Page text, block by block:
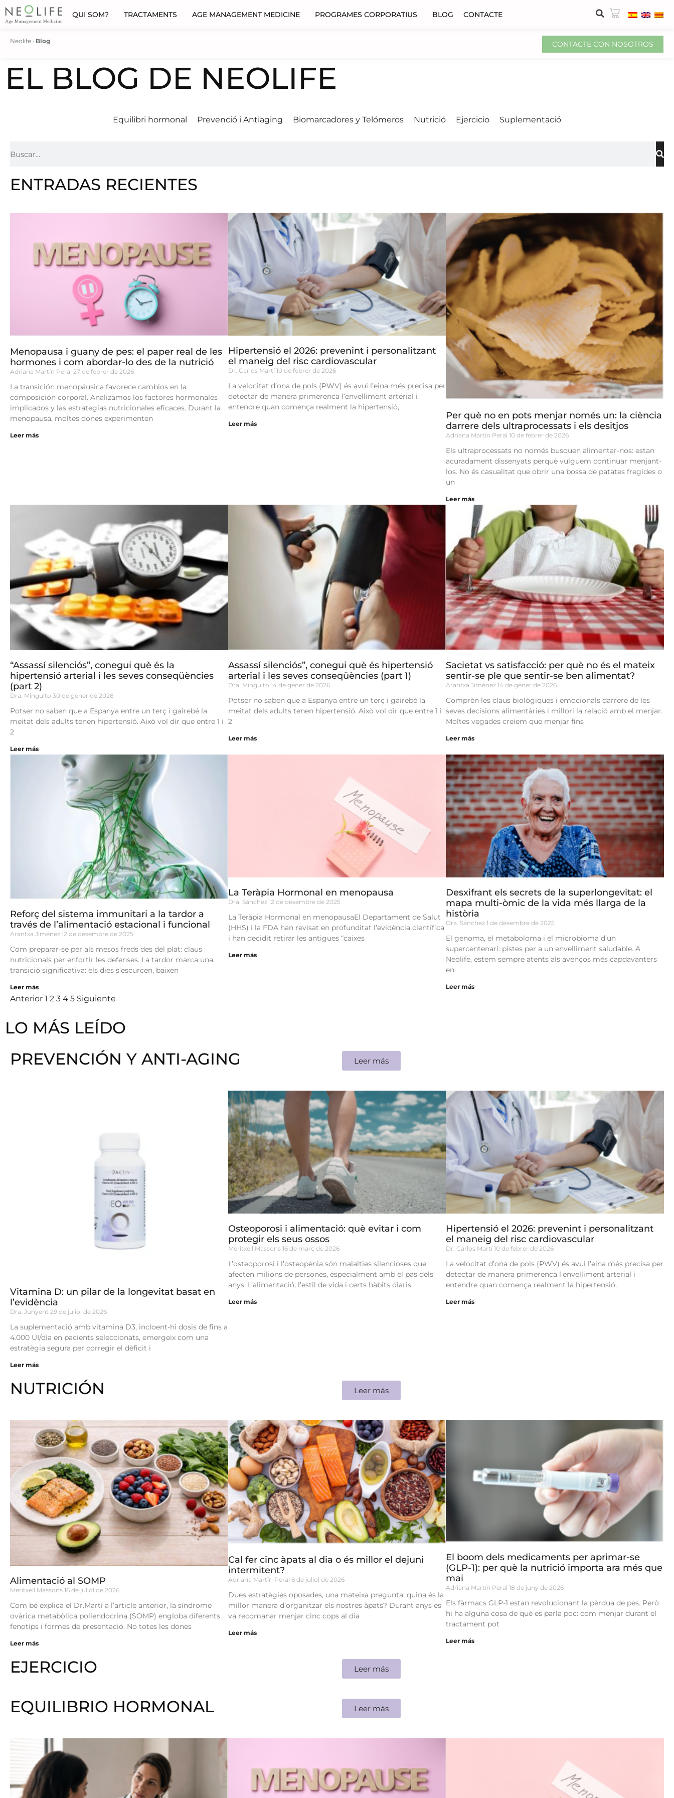
QUI SOM? TRACTAMENTS AGE MANAGEMENT MEDICINE PROGRAMES CORPORATIUS BLOG CONTACTE
Neolife · Blog CONTACTE CON NOSOTROS
EL BLOG DE NEOLIFE
Equilibri hormonal Prevenció i Antiaging Biomarcadores y Telómeros Nutrició Ejercicio Suplementació
ENTRADAS RECIENTES
Menopausa i guany de pes: el paper real de les
hormones i com abordar-lo des de la nutrició
Adriana Martín Peral 27 de febrer de 2026
La transición menopáusica favorece cambios en la
composición corporal. Analizamos los factores hormonales
implicados y las estrategias nutricionales eficaces. Durant la
menopausa, moltes dones experimenten
Leer más
Hipertensió el 2026: prevenint i personalitzant
el maneig del risc cardiovascular
Dr. Carlos Martí 10 de febrer de 2026
La velocitat d’ona de pols (PWV) és avui l’eina més precisa per
detectar de manera primerenca l’envelliment arterial i
entendre quan comença realment la hipertensió,
Leer más
Per què no en pots menjar només un: la ciència
darrere dels ultraprocessats i els desitjos
Adriana Martín Peral10 de febrer de 2026
Els ultraprocessats no només busquen alimentar-nos: estan
acuradament dissenyats perquè vulguem continuar menjant-
los. No és casualitat que obrir una bossa de patates fregides o
un
Leer más
“Assassí silenciós”, conegui què és la
hipertensió arterial i les seves conseqüències
(part 2)
Dra. Minguito 30 de gener de 2026
Potser no saben que a Espanya entre un terç i gairebé la
meitat dels adults tenen hipertensió. Això vol dir que entre 1 i
2
Leer más
Assassí silenciós”, conegui què és hipertensió
arterial i les seves conseqüències (part 1)
Dra. Minguito 14 de gener de 2026
Potser no saben que a Espanya entre un terç i gairebé la
meitat dels adults tenen hipertensió. Això vol dir que entre 1 i
2
Leer más
Sacietat vs satisfacció: per què no és el mateix
sentir-se ple que sentir-se ben alimentat?
Arantxa Jiménez14 de gener de 2026
Comprèn les claus biològiques i emocionals darrere de les
seves decisions alimentàries i millori la relació amb el menjar.
Moltes vegades creiem que menjar fins
Leer más
Reforç del sistema immunitari a la tardor a
través de l’alimentació estacional i funcional
Arantxa Jiménez 12 de desembre de 2025
Com preparar-se per als mesos freds des del plat: claus
nutricionals per enfortir les defenses. La tardor marca una
transició significativa: els dies s’escurcen, baixen
Leer más
La Teràpia Hormonal en menopausa
Dra. Sánchez 12 de desembre de 2025
La Teràpia Hormonal en menopausaEl Departament de Salut
(HHS) i la FDA han revisat en profunditat l’evidència científica
i han decidit retirar les antigues “caixes
Leer más
Desxifrant els secrets de la superlongevitat: el
mapa multi-òmic de la vida més llarga de la
història
Dra. Sánchez1 de desembre de 2025
El genoma, el metaboloma i el microbioma d’un
supercentenari: pistes per a un envelliment saludable. A
Neolife, estem sempre atents als avenços més capdavanters
en
Leer más
Anterior 1 2 3 4 5 Siguiente
LO MÁS LEÍDO
PREVENCIÓN Y ANTI-AGING
Leer más
Vitamina D: un pilar de la longevitat basat en
l’evidència
Dra. Junyent 29 de juliol de 2026
La suplementació amb vitamina D3, incloent-hi dosis de fins a
4.000 UI/dia en pacients seleccionats, emergeix com una
estratègia segura per corregir el dèficit i
Leer más
Osteoporosi i alimentació: què evitar i com
protegir els seus ossos
Meritxell Massons 16 de març de 2026
L’osteoporosi i l’osteopènia són malalties silencioses que
afecten milions de persones, especialment amb el pas dels
anys. L’alimentació, l’estil de vida i certs hàbits diaris
Leer más
Hipertensió el 2026: prevenint i personalitzant
el maneig del risc cardiovascular
Dr. Carlos Martí10 de febrer de 2026
La velocitat d’ona de pols (PWV) és avui l’eina més precisa per
detectar de manera primerenca l’envelliment arterial i
entendre quan comença realment la hipertensió,
Leer más
NUTRICIÓN Leer más
Alimentació al SOMP
Meritxell Massons 16 de juliol de 2026
Com bé explica el Dr.Martí a l’article anterior, la síndrome
ovàrica metabòlica poliendocrina (SOMP) engloba diferents
fenotips i formes de presentació. No totes les dones
Leer más
Cal fer cinc àpats al dia o és millor el dejuni
intermitent?
Adriana Martín Peral 6 de juliol de 2026
Dues estratègies oposades, una mateixa pregunta: quina és la
millor manera d’organitzar els nostres àpats? Durant anys es
va recomanar menjar cinc cops al dia
Leer más
El boom dels medicaments per aprimar-se
(GLP-1): per què la nutrició importa ara més que
mai
Adriana Martín Peral18 de juny de 2026
Els fàrmacs GLP-1 estan revolucionant la pèrdua de pes. Però
hi ha alguna cosa de què es parla poc: com menjar durant el
tractament pot
Leer más
EJERCICIO Leer más
EQUILIBRIO HORMONAL Leer más